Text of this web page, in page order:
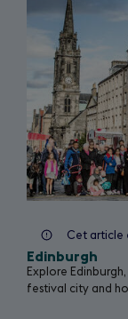
Cet article
Edinburgh
Explore
festival city and